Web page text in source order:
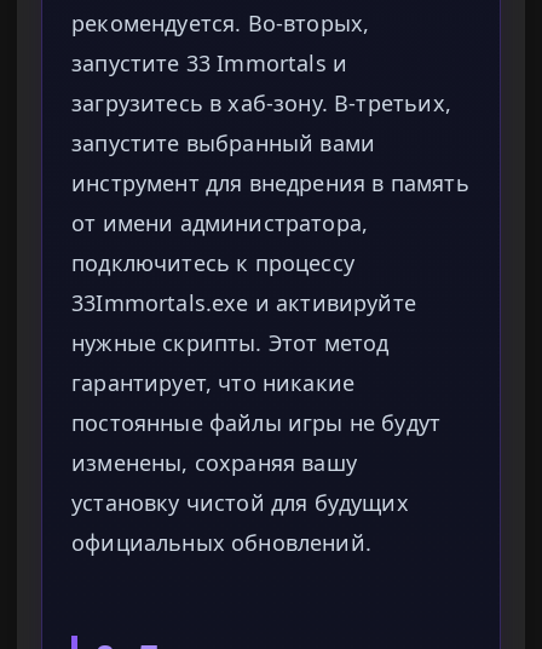
рекомендуется. Во-вторых,
запустите 33 Immortals и
загрузитесь в хаб-зону. В-третьих,
запустите выбранный вами
инструмент для внедрения в память
от имени администратора,
подключитесь к процессу
33Immortals.exe и активируйте
нужные скрипты. Этот метод
гарантирует, что никакие
постоянные файлы игры не будут
изменены, сохраняя вашу
установку чистой для будущих
официальных обновлений.